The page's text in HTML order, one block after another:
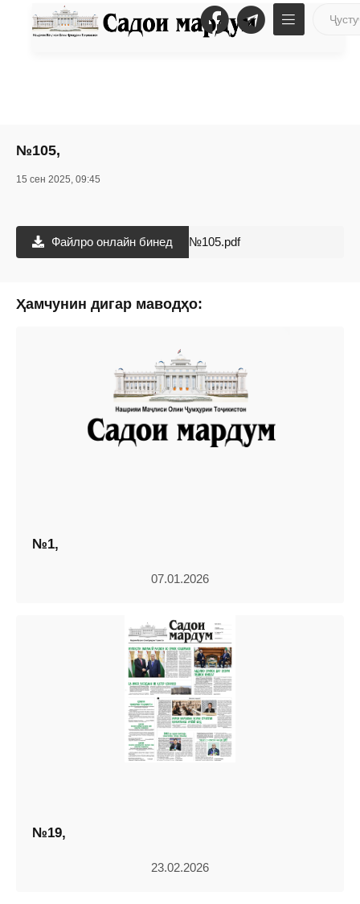
№105,
15 сен 2025, 09:45
Файлро онлайн бинед №105.pdf
Ҳамчунин дигар маводҳо:
№1,
07.01.2026
№19,
23.02.2026